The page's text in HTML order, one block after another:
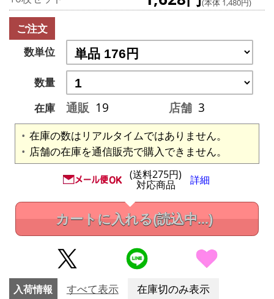
ご注文
数単位
数量
在庫
通販 19 店舗 3
在庫の数はリアルタイムではありません。
店舗の在庫を通信販売で購入できません。
(送料275円)
対応商品 詳細
カートに入れる(読込中...)
入荷情報 すべて表示 在庫切のみ表示